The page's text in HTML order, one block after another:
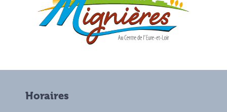
Horaires